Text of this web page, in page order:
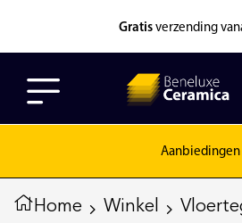
Gratis verzending
Aanbiedingen
Home Winkel